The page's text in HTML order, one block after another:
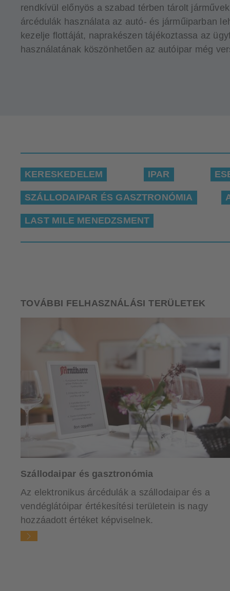
rendkívül előnyös a szabad térben tárolt
árcédulák használata az autó- és járműiparban
kezelje flottáját, naprakészen tájékoztassa az
használatának köszönhetően az autóipar még
KERESKEDELEM IPAR
SZÁLLODAIPAR ÉS GASZTRONÓMIA
LAST MILE MENEDZSMENT
TOVÁBBI FELHASZNÁLÁSI TERÜLETEK
Szállodaipar és gasztronómia
Az elektronikus árcédulák a szállodaipar és a
vendéglátóipar értékesítési területein is nagy
hozzáadott értéket képviselnek.